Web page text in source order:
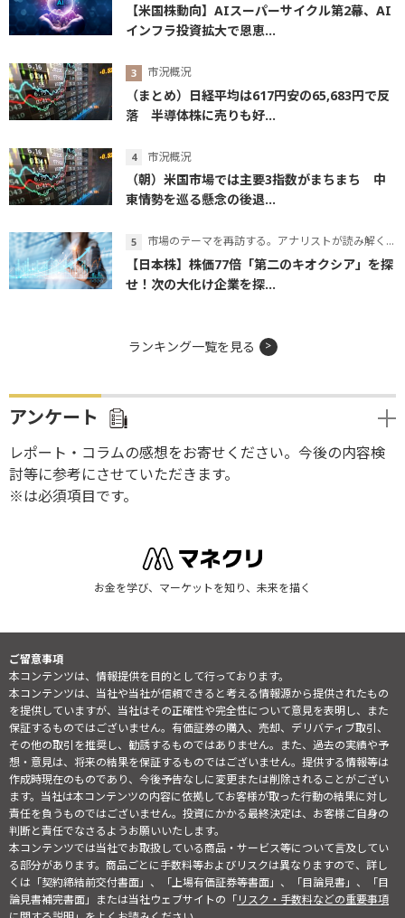
【米国株動向】AIスーパーサイクル第2幕、AI
インフラ投資拡大で恩恵...
市況概況
（まとめ）日経平均は617円安の65,683円で反
落 半導体株に売りも好...
市況概況
（朝）米国市場では主要3指数がまちまち 中
東情勢を巡る懸念の後退...
市場のテーマを再訪する。アナリストが読み解くテーマの本質
【日本株】株価77倍「第二のキオクシア」を探
せ！次の大化け企業を探...
ランキング一覧を見る
アンケート
レポート・コラムの感想をお寄せください。今後の内容検
討等に参考にさせていただきます。
※は必須項目です。
お金を学び、マーケットを知り、未来を描く
ご留意事項
本コンテンツは、情報提供を目的として行っております。
本コンテンツは、当社や当社が信頼できると考える情報源から提供されたもの
を提供していますが、当社はその正確性や完全性について意見を表明し、また
保証するものではございません。有価証券の購入、売却、デリバティブ取引、
その他の取引を推奨し、勧誘するものではありません。また、過去の実績や予
想・意見は、将来の結果を保証するものではございません。提供する情報等は
作成時現在のものであり、今後予告なしに変更または削除されることがござい
ます。当社は本コンテンツの内容に依拠してお客様が取った行動の結果に対し
責任を負うものではございません。投資にかかる最終決定は、お客様ご自身の
判断と責任でなさるようお願いいたします。
本コンテンツでは当社でお取扱している商品・サービス等について言及してい
る部分があります。商品ごとに手数料等およびリスクは異なりますので、詳し
くは「契約締結前交付書面」、「上場有価証券等書面」、「目論見書」、「目
論見書補完書面」または当社ウェブサイトの「リスク・手数料などの重要事項